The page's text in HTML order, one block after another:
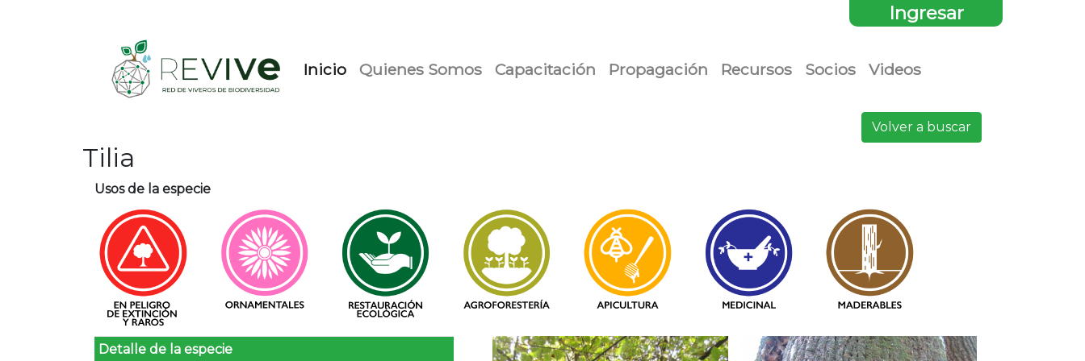
Ingresar
Inicio(current)
Quienes Somos Capacitación Propagación Recursos Socios Videos
Volver a buscar
Tilia
Usos de la especie
Detalle de la especie